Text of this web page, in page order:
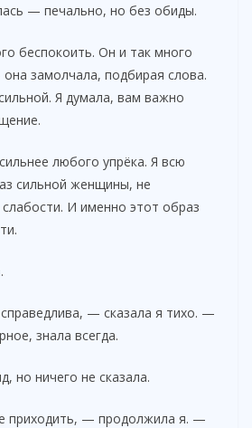
— печально, но без обиды.
беспокоить. Он и так много
замолчала, подбирая слова.
Я думала, вам важно
любого упрёка. Я всю
сильной женщины, не
И именно этот образ
— сказала я тихо. —
знала всегда.
но ничего не сказала.
приходить, — продолжила я. —